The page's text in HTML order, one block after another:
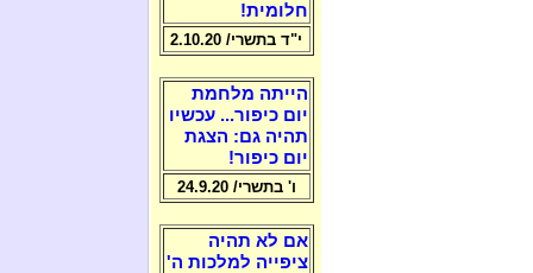
חלומית!
י"ד בתשרי/ 2.10.20
הייתה מלחמת
יום כיפור... עכשיו
תהיה גם: הצגת
יום כיפור!
ו' בתשרי/ 24.9.20
אם לא תהיה
ציפייה למלכות ה'